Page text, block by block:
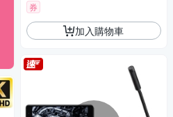
券
加入購物車